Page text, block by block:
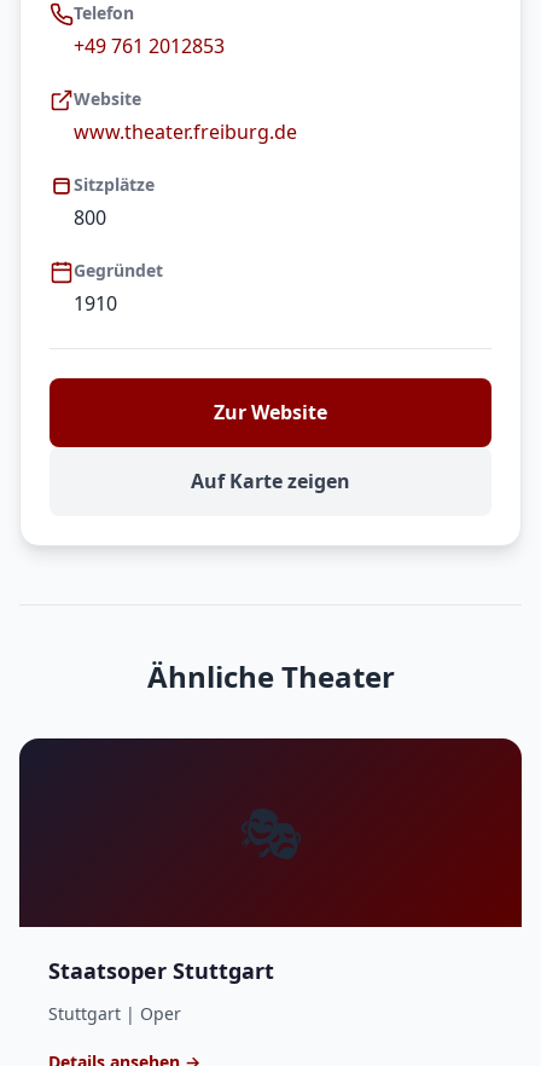
Telefon
+49 761 2012853
Website
www.theater.freiburg.de
Sitzplätze
800
Gegründet
1910
Zur Website
Auf Karte zeigen
Ähnliche Theater
🎭
Staatsoper Stuttgart
Stuttgart | Oper